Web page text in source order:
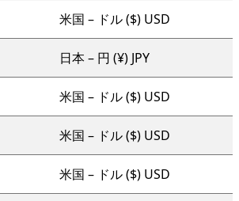
米国 – ドル ($) USD
日本 – 円 (¥) JPY
米国 – ドル ($) USD
米国 – ドル ($) USD
米国 – ドル ($) USD